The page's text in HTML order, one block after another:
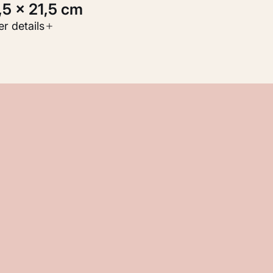
× 21,5 cm
werk
details